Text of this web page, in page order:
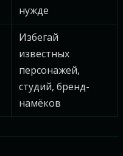
нужде
Избегай
известных
персонажей,
студий, бренд-
намёков